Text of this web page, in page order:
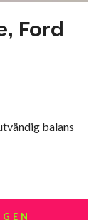
Ford
balans